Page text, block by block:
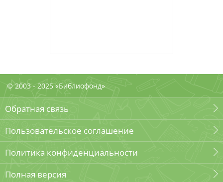
© 2003 - 2025 «Библиофонд»
Обратная связь
Пользовательское соглашение
Политика конфиденциальности
Полная версия